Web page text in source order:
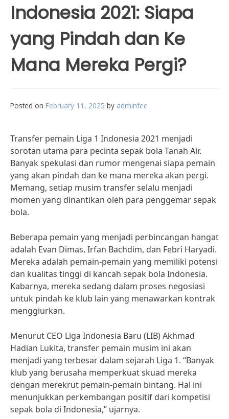
Indonesia 2021: Siapa
yang Pindah dan Ke
Mana Mereka Pergi?
Posted on February 11, 2025 by adminfee
Transfer pemain Liga 1 Indonesia 2021 menjadi
sorotan utama para pecinta sepak bola Tanah Air.
Banyak spekulasi dan rumor mengenai siapa pemain
yang akan pindah dan ke mana mereka akan pergi.
Memang, setiap musim transfer selalu menjadi
momen yang dinantikan oleh para penggemar sepak
bola.
Beberapa pemain yang menjadi perbincangan hangat
adalah Evan Dimas, Irfan Bachdim, dan Febri Haryadi.
Mereka adalah pemain-pemain yang memiliki potensi
dan kualitas tinggi di kancah sepak bola Indonesia.
Kabarnya, mereka sedang dalam proses negosiasi
untuk pindah ke klub lain yang menawarkan kontrak
menggiurkan.
Menurut CEO Liga Indonesia Baru (LIB) Akhmad
Hadian Lukita, transfer pemain musim ini akan
menjadi yang terbesar dalam sejarah Liga 1. “Banyak
klub yang berusaha memperkuat skuad mereka
dengan merekrut pemain-pemain bintang. Hal ini
menunjukkan perkembangan positif dari kompetisi
sepak bola di Indonesia,” ujarnya.